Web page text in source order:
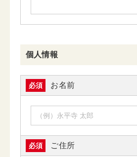
個人情報
必須 お名前
必須 ご住所